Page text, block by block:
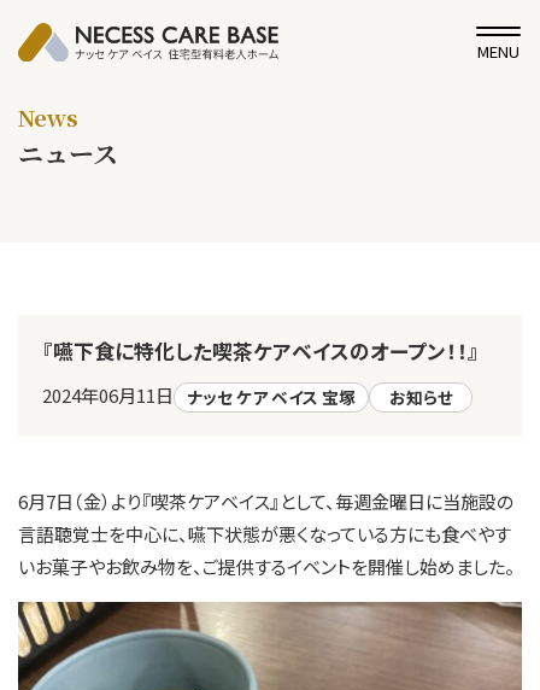
MENU
News
ニュース
『嚥下食に特化した喫茶ケアベイスのオープン！！』
2024年06月11日 ナッセ ケア ベイス 宝塚 お知らせ
6月7日（金）より『喫茶ケアベイス』として、毎週金曜日に当施設の
言語聴覚士を中心に、嚥下状態が悪くなっている方にも食べやす
いお菓子やお飲み物を、ご提供するイベントを開催し始めました。